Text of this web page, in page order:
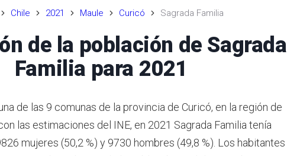
Chile 2021 Maule Curicó Sagrada Familia
de la población de Sagrada
Familia para 2021
de las 9 comunas de la provincia de Curicó, en la región de
las estimaciones del INE, en 2021 Sagrada Familia tenía
mujeres (50,2 %) y 9730 hombres (49,8 %). Los habitantes